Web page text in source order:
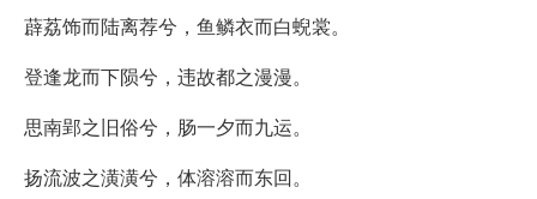
薜荔饰而陆离荐兮，鱼鳞衣而白蜺裳。
登逢龙而下陨兮，违故都之漫漫。
思南郢之旧俗兮，肠一夕而九运。
扬流波之潢潢兮，体溶溶而东回。